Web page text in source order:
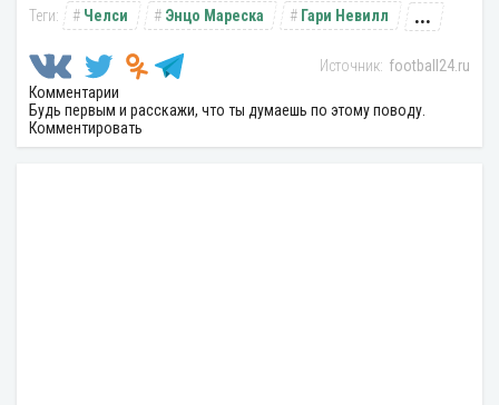
Челси Энцо Мареска Гари Невилл ...
football24.ru
Комментарии
Будь первым и расскажи, что ты думаешь по этому поводу.
Комментировать